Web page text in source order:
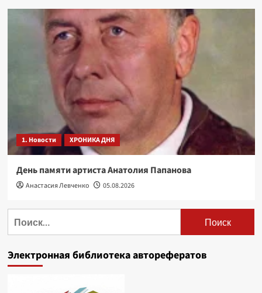
1. Новости ХРОНИКА ДНЯ
День памяти артиста Анатолия Папанова
Анастасия Левченко 05.08.2026
Электронная библиотека авторефератов